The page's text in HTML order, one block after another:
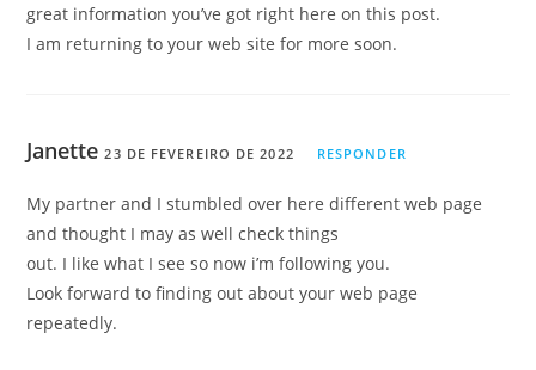
great information you’ve got right here on this post.
I am returning to your web site for more soon.
Janette 23 DE FEVEREIRO DE 2022 RESPONDER
My partner and I stumbled over here different web page
and thought I may as well check things
out. I like what I see so now i’m following you.
Look forward to finding out about your web page
repeatedly.